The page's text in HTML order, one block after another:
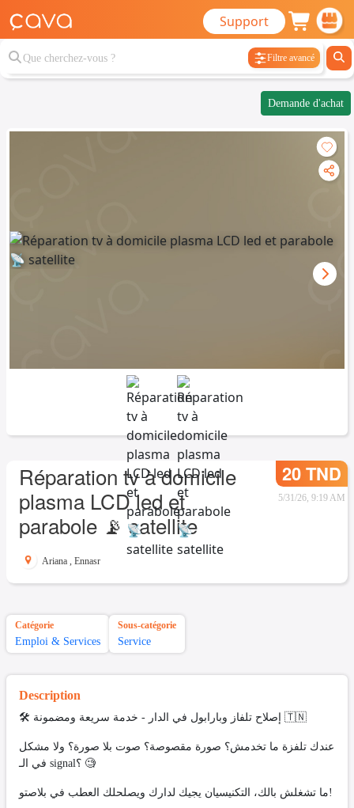
Support
Filtre avancé
Demande d'achat
Réparation tv à domicile
plasma LCD led et
parabole 📡 satellite
20 TND
5/31/26, 9:19 AM
Ariana , Ennasr
Catégorie
Emploi & Services
Sous-catégorie
Service
Description
​🛠️ إصلاح تلفاز وبارابول في الدار - خدمة سريعة ومضمونة 🇹🇳
​عندك تلفزة ما تخدمش؟ صورة مقصوصة؟ صوت بلا صورة؟ ولا مشكل
في الـ signal؟ 🧐
ما تشغلش بالك، التكنيسيان يجيك لدارك ويصلحلك العطب في بلاصتو!